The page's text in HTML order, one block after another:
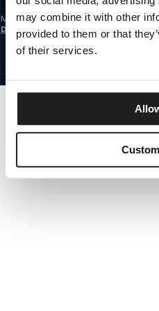
may combine it with other
provided to them or that
of their services.
Mit der Anmeldung zum Newsletter
Datenschutzerklärung
gelesen hast.
©1997 - 2026 PITBULL
GEHE